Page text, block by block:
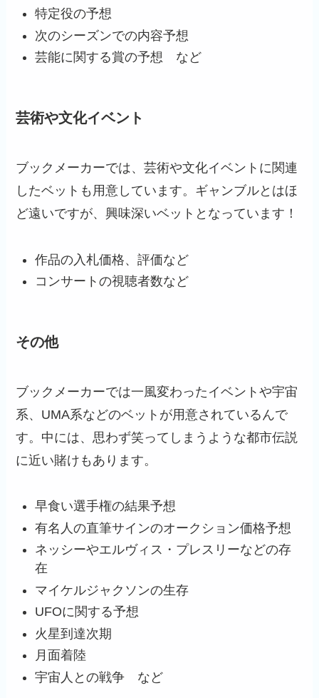
特定役の予想
次のシーズンでの内容予想
芸能に関する賞の予想 など
芸術や文化イベント
ブックメーカーでは、芸術や文化イベントに関連
したベットも用意しています。ギャンブルとはほ
ど遠いですが、興味深いベットとなっています！
作品の入札価格、評価など
コンサートの視聴者数など
その他
ブックメーカーでは一風変わったイベントや宇宙
系、UMA系などのベットが用意されているんで
す。中には、思わず笑ってしまうような都市伝説
に近い賭けもあります。
早食い選手権の結果予想
有名人の直筆サインのオークション価格予想
ネッシーやエルヴィス・プレスリーなどの存
在
マイケルジャクソンの生存
UFOに関する予想
火星到達次期
月面着陸
宇宙人との戦争 など